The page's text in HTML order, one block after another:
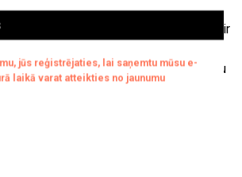
padarīt par “antiatomisku” vai
paziņot, ka atomenerģija – tas ir
ieguvums. Drīzāk mani
kas valda šajā nelielajā Somijas rietumu
Tas, kas tur šobrīd notiek – šis
un topošā atomstacija, kas kļūs par
pilsētiņas dzīvi?